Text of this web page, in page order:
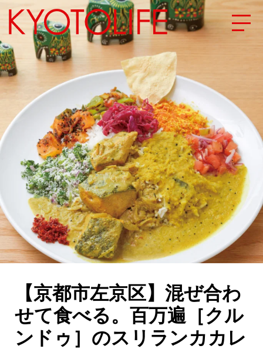
エリアから探す
地図から探す
カテゴリーから探す
SPECIAL
NEW OPEN
SERIES
CULTURE
ABOUT US
Instagram
【京都市左京区】混ぜ合わ
せて食べる。百万遍［クル
ンドゥ］のスリランカカレ